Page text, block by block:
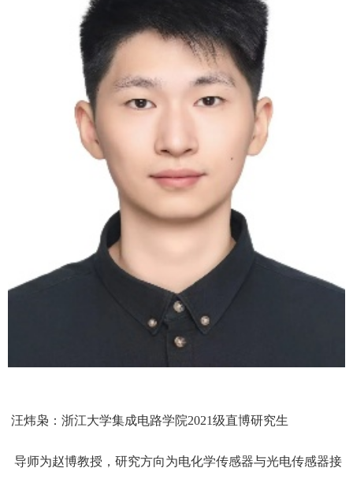
汪炜枭：浙江大学集成电路学院2021级直博研究生
导师为赵博教授，研究方向为电化学传感器与光电传感器接